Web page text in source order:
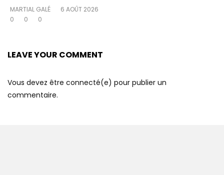
MARTIAL GALÉ
6 AOÛT 2026
0
0 0
LEAVE YOUR COMMENT
Vous devez être connecté(e) pour publier un
commentaire.